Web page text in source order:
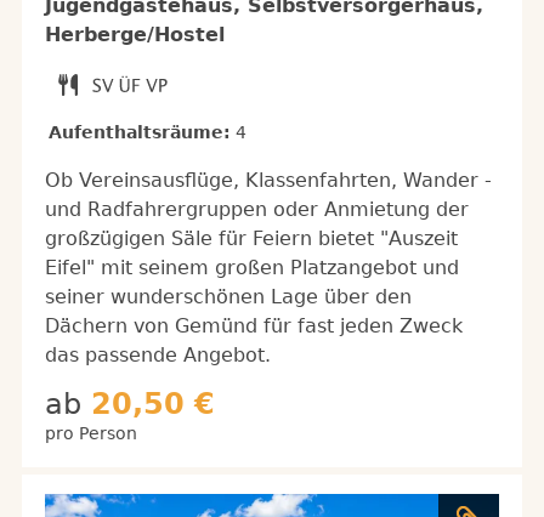
Jugendgästehaus, Selbstversorgerhaus,
Herberge/Hostel
Aufenthaltsräume: 4
Ob Vereinsausflüge, Klassenfahrten, Wander -
und Radfahrergruppen oder Anmietung der
großzügigen Säle für Feiern bietet "Auszeit
Eifel" mit seinem großen Platzangebot und
seiner wunderschönen Lage über den
Dächern von Gemünd für fast jeden Zweck
das passende Angebot.
ab 20,50 €
pro Person